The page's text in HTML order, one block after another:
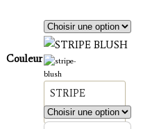
Couleur
STRIPE
BLUSH